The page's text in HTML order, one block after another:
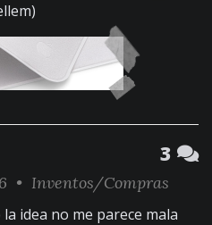
3
• Inventos/Compras
idea no me parece mala